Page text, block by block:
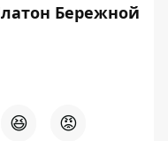
Бережной
😆 😡